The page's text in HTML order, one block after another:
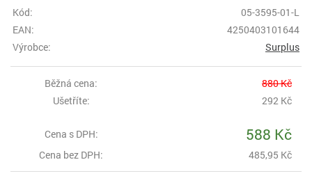
Kód:
05-3595-01-L
EAN:
4250403101644
Výrobce:
Surplus
Běžná cena:
880 Kč
Ušetříte:
292 Kč
Cena s DPH: 588 Kč
Cena bez DPH: 485,95 Kč